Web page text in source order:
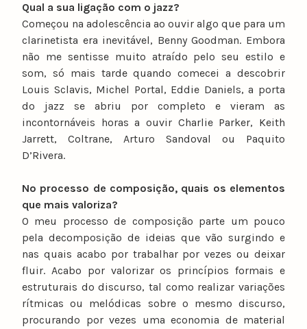
Qual a sua ligação com o jazz?
Começou na adolescência ao ouvir algo que para um
clarinetista era inevitável, Benny Goodman. Embora
não me sentisse muito atraído pelo seu estilo e
som, só mais tarde quando comecei a descobrir
Louis Sclavis, Michel Portal, Eddie Daniels, a porta
do jazz se abriu por completo e vieram as
incontornáveis horas a ouvir Charlie Parker, Keith
Jarrett, Coltrane, Arturo Sandoval ou Paquito
D’Rivera.
No processo de composição, quais os elementos
que mais valoriza?
O meu processo de composição parte um pouco
pela decomposição de ideias que vão surgindo e
nas quais acabo por trabalhar por vezes ou deixar
fluir. Acabo por valorizar os princípios formais e
estruturais do discurso, tal como realizar variações
rítmicas ou melódicas sobre o mesmo discurso,
procurando por vezes uma economia de material